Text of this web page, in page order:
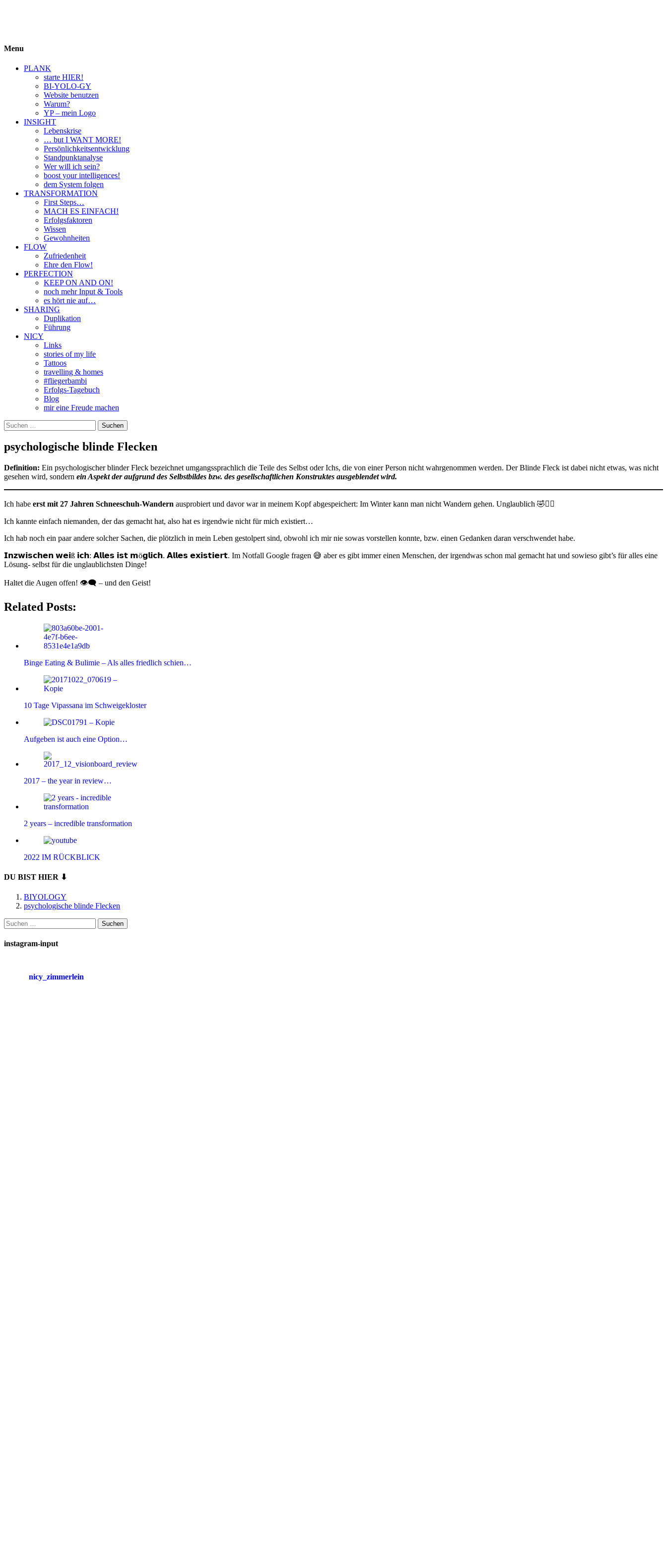
Menu
PLANK
starte HIER!
BI-YOLO-GY
Website benutzen
Warum?
YP – mein Logo
INSIGHT
Lebenskrise
… but I WANT MORE!
Persönlichkeitsentwicklung
Standpunktanalyse
Wer will ich sein?
boost your intelligences!
dem System folgen
TRANSFORMATION
First Steps…
MACH ES EINFACH!
Erfolgsfaktoren
Wissen
Gewohnheiten
FLOW
Zufriedenheit
Ehre den Flow!
PERFECTION
KEEP ON AND ON!
noch mehr Input & Tools
es hört nie auf…
SHARING
Duplikation
Führung
NICY
Links
stories of my life
Tattoos
travelling & homes
#fliegerbambi
Erfolgs-Tagebuch
Blog
mir eine Freude machen
Suchen
nach:
psychologische blinde Flecken
Definition: Ein psychologischer blinder Fleck bezeichnet umgangssprachlich die Teile des Selbst oder Ichs, die von einer Person nicht wahrgenommen werden. Der Blinde Fleck ist dabei nicht etwas, was nicht
gesehen wird, sondern ein Aspekt der aufgrund des Selbstbildes bzw. des gesellschaftlichen Konstruktes ausgeblendet wird.
Ich habe erst mit 27 Jahren Schneeschuh-Wandern ausprobiert und davor war in meinem Kopf abgespeichert: Im Winter kann man nicht Wandern gehen. Unglaublich 🤣🤦‍♀️
Ich kannte einfach niemanden, der das gemacht hat, also hat es irgendwie nicht für mich existiert…
Ich hab noch ein paar andere solcher Sachen, die plötzlich in mein Leben gestolpert sind, obwohl ich mir nie sowas vorstellen konnte, bzw. einen Gedanken daran verschwendet habe.
𝗜𝗻𝘇𝘄𝗶𝘀𝗰𝗵𝗲𝗻 𝘄𝗲𝗶ß 𝗶𝗰𝗵: 𝗔𝗹𝗹𝗲𝘀 𝗶𝘀𝘁 𝗺ö𝗴𝗹𝗶𝗰𝗵. 𝗔𝗹𝗹𝗲𝘀 𝗲𝘅𝗶𝘀𝘁𝗶𝗲𝗿𝘁. Im Notfall Google fragen 😅 aber es gibt immer einen Menschen, der irgendwas schon mal gemacht hat und sowieso gibt’s für alles eine
Lösung- selbst für die unglaublichsten Dinge!
Haltet die Augen offen! 👁‍🗨 – und den Geist!
Related Posts:
Binge Eating & Bulimie – Als alles friedlich schien…
10 Tage Vipassana im Schweigekloster
Aufgeben ist auch eine Option…
2017 – the year in review…
2 years – incredible transformation
2022 IM RÜCKBLICK
DU BIST HIER ⬇
BIYOLOGY
psychologische blinde Flecken
Suchen
nach:
instagram-input
nicy_zimmerlein